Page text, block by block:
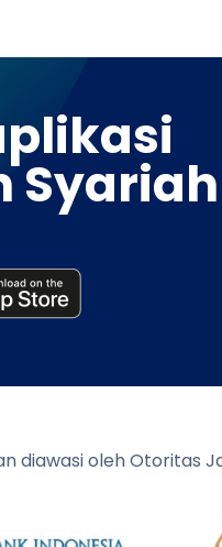
Syariah
diawasi oleh Otoritas